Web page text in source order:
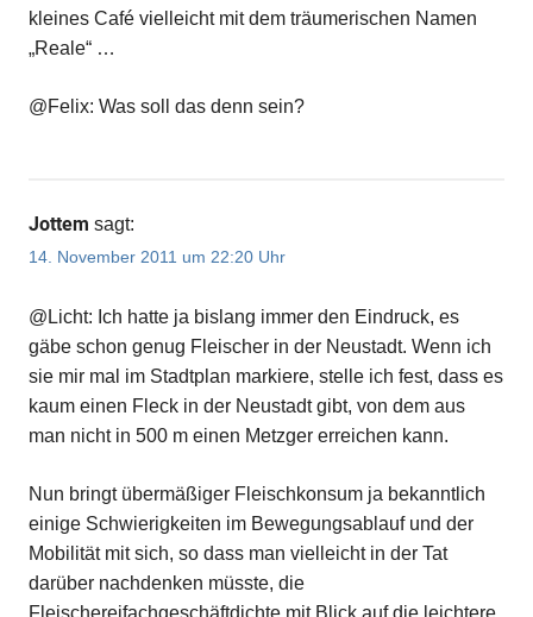
kleines Café vielleicht mit dem träumerischen Namen
„Reale“ …
@Felix: Was soll das denn sein?
Jottem sagt:
14. November 2011 um 22:20 Uhr
@Licht: Ich hatte ja bislang immer den Eindruck, es
gäbe schon genug Fleischer in der Neustadt. Wenn ich
sie mir mal im Stadtplan markiere, stelle ich fest, dass es
kaum einen Fleck in der Neustadt gibt, von dem aus
man nicht in 500 m einen Metzger erreichen kann.
Nun bringt übermäßiger Fleischkonsum ja bekanntlich
einige Schwierigkeiten im Bewegungsablauf und der
Mobilität mit sich, so dass man vielleicht in der Tat
darüber nachdenken müsste, die